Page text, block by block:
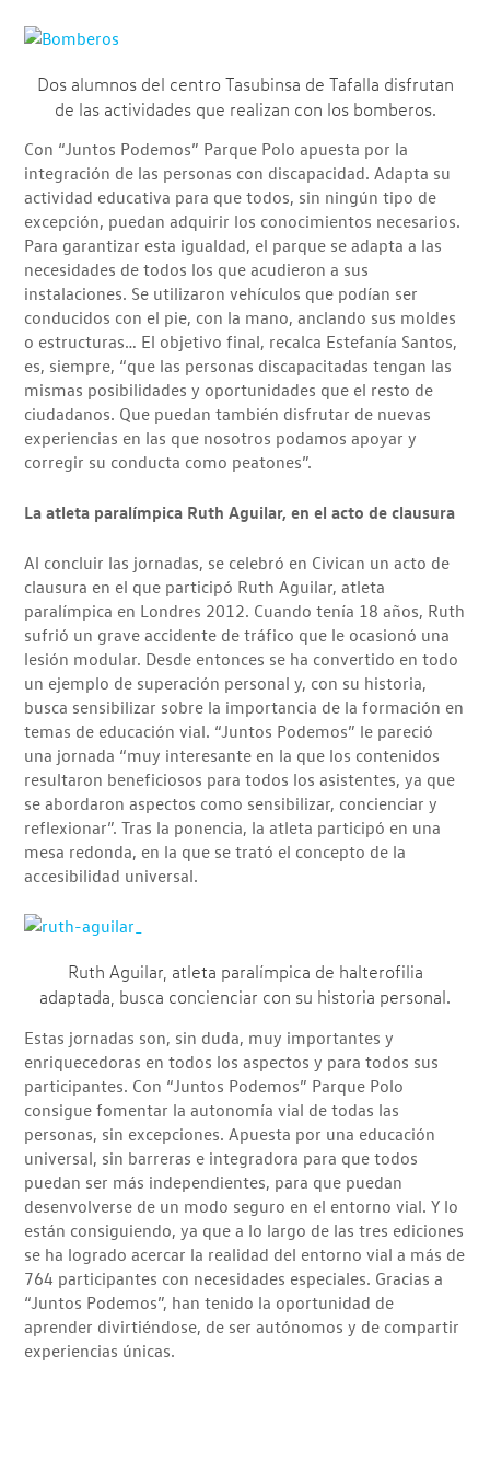
Dos alumnos del centro Tasubinsa de Tafalla disfrutan
de las actividades que realizan con los bomberos.
Con “Juntos Podemos” Parque Polo apuesta por la
integración de las personas con discapacidad. Adapta su
actividad educativa para que todos, sin ningún tipo de
excepción, puedan adquirir los conocimientos necesarios.
Para garantizar esta igualdad, el parque se adapta a las
necesidades de todos los que acudieron a sus
instalaciones. Se utilizaron vehículos que podían ser
conducidos con el pie, con la mano, anclando sus moldes
o estructuras… El objetivo final, recalca Estefanía Santos,
es, siempre, “que las personas discapacitadas tengan las
mismas posibilidades y oportunidades que el resto de
ciudadanos. Que puedan también disfrutar de nuevas
experiencias en las que nosotros podamos apoyar y
corregir su conducta como peatones”.
La atleta paralímpica Ruth Aguilar, en el acto de clausura
Al concluir las jornadas, se celebró en Civican un acto de
clausura en el que participó Ruth Aguilar, atleta
paralímpica en Londres 2012. Cuando tenía 18 años, Ruth
sufrió un grave accidente de tráfico que le ocasionó una
lesión modular. Desde entonces se ha convertido en todo
un ejemplo de superación personal y, con su historia,
busca sensibilizar sobre la importancia de la formación en
temas de educación vial. “Juntos Podemos” le pareció
una jornada “muy interesante en la que los contenidos
resultaron beneficiosos para todos los asistentes, ya que
se abordaron aspectos como sensibilizar, concienciar y
reflexionar”. Tras la ponencia, la atleta participó en una
mesa redonda, en la que se trató el concepto de la
accesibilidad universal.
Ruth Aguilar, atleta paralímpica de halterofilia
adaptada, busca concienciar con su historia personal.
Estas jornadas son, sin duda, muy importantes y
enriquecedoras en todos los aspectos y para todos sus
participantes. Con “Juntos Podemos” Parque Polo
consigue fomentar la autonomía vial de todas las
personas, sin excepciones. Apuesta por una educación
universal, sin barreras e integradora para que todos
puedan ser más independientes, para que puedan
desenvolverse de un modo seguro en el entorno vial. Y lo
están consiguiendo, ya que a lo largo de las tres ediciones
se ha logrado acercar la realidad del entorno vial a más de
764 participantes con necesidades especiales. Gracias a
“Juntos Podemos”, han tenido la oportunidad de
aprender divirtiéndose, de ser autónomos y de compartir
experiencias únicas.